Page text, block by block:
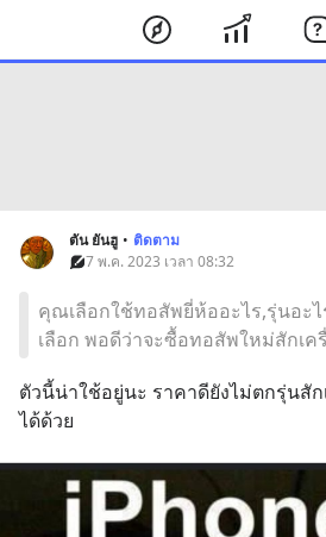
ตัน ยันฮู • ติดตาม
7 พ.ค. 2023 เวลา 08:32
คุณเลือกใช้ทอสัพยี่ห้ออะไร,รุ่นอะ
เลือก พอดีว่าจะซื้อทอสัพใหม่สักเค
ตัวนี้น่าใช้อยู่นะ ราคาดียังไม่ตกรุ่นสั
ได้ด้วย